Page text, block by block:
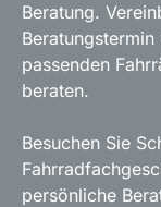
Beratung.
passenden
beraten.
Besuchen Sie
persönliche